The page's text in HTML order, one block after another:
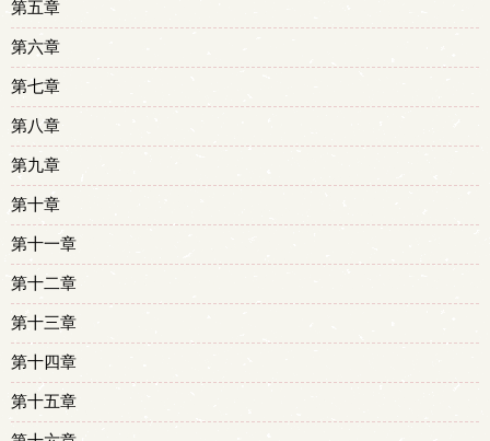
第五章
第六章
第七章
第八章
第九章
第十章
第十一章
第十二章
第十三章
第十四章
第十五章